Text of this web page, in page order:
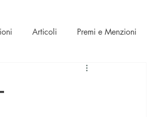
Articoli Premi e Menzioni